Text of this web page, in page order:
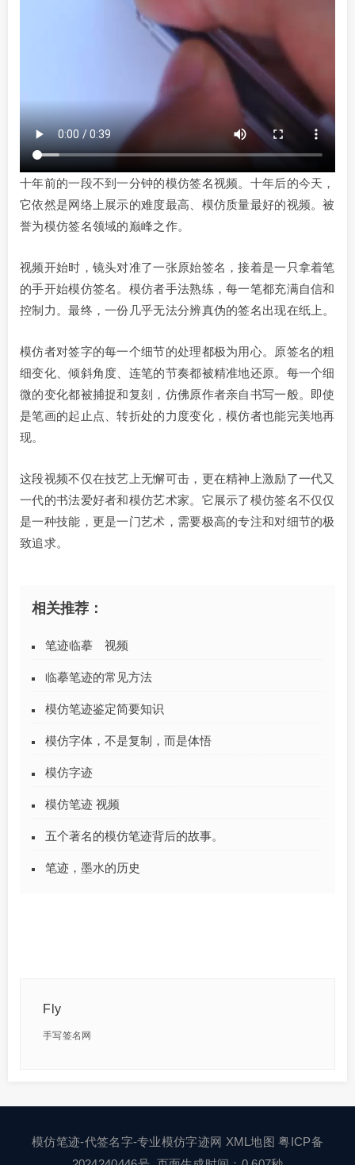
十年前的一段不到一分钟的模仿签名视频。十年后的今天，
它依然是网络上展示的难度最高、模仿质量最好的视频。被
誉为模仿签名领域的巅峰之作。
视频开始时，镜头对准了一张原始签名，接着是一只拿着笔
的手开始模仿签名。模仿者手法熟练，每一笔都充满自信和
控制力。最终，一份几乎无法分辨真伪的签名出现在纸上。
模仿者对签字的每一个细节的处理都极为用心。原签名的粗
细变化、倾斜角度、连笔的节奏都被精准地还原。每一个细
微的变化都被捕捉和复刻，仿佛原作者亲自书写一般。即使
是笔画的起止点、转折处的力度变化，模仿者也能完美地再
现。
这段视频不仅在技艺上无懈可击，更在精神上激励了一代又
一代的书法爱好者和模仿艺术家。它展示了模仿签名不仅仅
是一种技能，更是一门艺术，需要极高的专注和对细节的极
致追求。
相关推荐：
笔迹临摹 视频
临摹笔迹的常见方法
模仿笔迹鉴定简要知识
模仿字体，不是复制，而是体悟
模仿字迹
模仿笔迹 视频
五个著名的模仿笔迹背后的故事。
笔迹，墨水的历史
Fly
手写签名网
模仿笔迹-代签名字-专业模仿字迹网 XML地图粤ICP备